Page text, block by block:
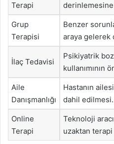
Terapi
derinlemesine
Grup
Terapisi
Benzer
araya gelerek
İlaç Tedavisi
Psikiyatrik
kullanımının
Aile
Danışmanlığı
Hastanın
dahil edilmesi.
Online
Terapi
Teknoloji
uzaktan terapi